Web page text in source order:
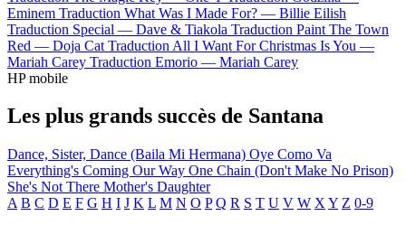
Eminem Traduction What Was I Made For? — Billie Eilish
Traduction Special — Dave & Tiakola Traduction Paint The Town
Red — Doja Cat Traduction All I Want For Christmas Is You —
Mariah Carey Traduction Emorio — Mariah Carey
HP mobile
Les plus grands succès de Santana
Dance, Sister, Dance (Baila Mi Hermana) Oye Como Va
Everything's Coming Our Way One Chain (Don't Make No Prison)
She's Not There Mother's Daughter
A B C D E F G H I J K L M N O P Q R S T U V W X Y Z 0-9